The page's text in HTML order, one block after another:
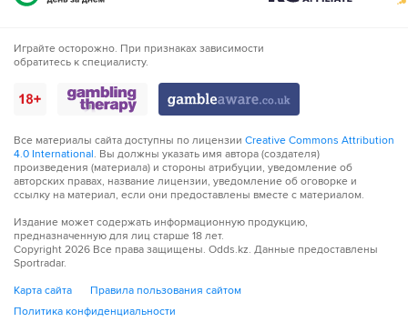
Играйте осторожно. При признаках зависимости
обратитесь к специалисту.
Все материалы сайта доступны по лицензии Creative Commons Attribution
4.0 International. Вы должны указать имя автора (создателя)
произведения (материала) и стороны атрибуции, уведомление об
авторских правах, название лицензии, уведомление об оговорке и
ссылку на материал, если они предоставлены вместе с материалом.
Издание может содержать информационную продукцию,
предназначенную для лиц старше 18 лет.
Copyright 2026 Все права защищены. Odds.kz. Данные предоставлены
Sportradar.
Карта сайта
Правила пользования сайтом
Политика конфиденциальности